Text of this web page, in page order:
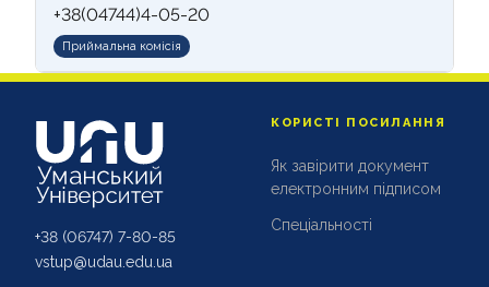
+38(04744)4-05-20
Приймальна комісія
+38 (06747) 7-80-85
vstup@udau.edu.ua
КОРИСТІ ПОСИЛАННЯ
Як завірити документ
електронним підписом
Спеціальності